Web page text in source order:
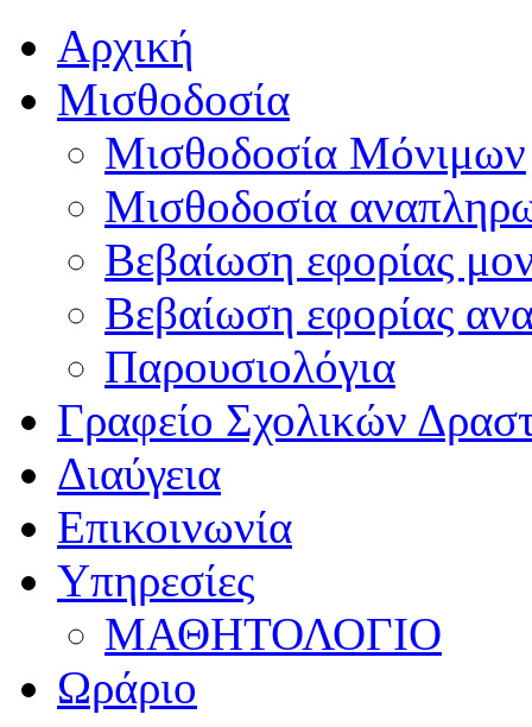
Αρχική
Μισθοδοσία
Μισθοδοσία Μόνιμων
Μισθοδοσία
Βεβαίωση εφορίας
Βεβαίωση εφορίας
Παρουσιολόγια
Γραφείο Σχολικών
Διαύγεια
Επικοινωνία
Υπηρεσίες
ΜΑΘΗΤΟΛΟΓΙΟ
Ωράριο